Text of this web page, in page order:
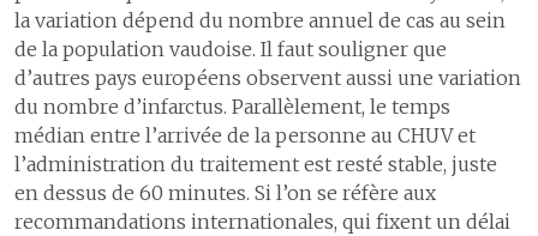
la variation dépend du nombre annuel de cas au sein
de la population vaudoise. Il faut souligner que
d’autres pays européens observent aussi une variation
du nombre d’infarctus. Parallèlement, le temps
médian entre l’arrivée de la personne au CHUV et
l’administration du traitement est resté stable, juste
en dessus de 60 minutes. Si l’on se réfère aux
recommandations internationales, qui fixent un délai